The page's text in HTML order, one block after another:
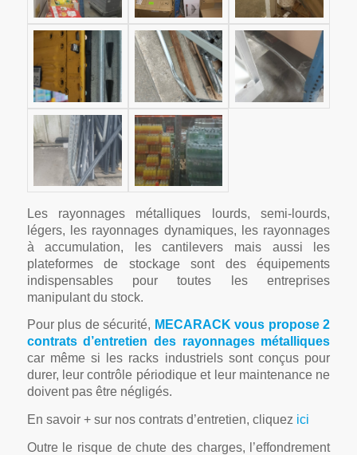
Les rayonnages métalliques lourds, semi-lourds,
légers, les rayonnages dynamiques, les rayonnages
à accumulation, les cantilevers mais aussi les
plateformes de stockage sont des équipements
indispensables pour toutes les entreprises
manipulant du stock.
Pour plus de sécurité, MECARACK vous propose 2
contrats d’entretien des rayonnages métalliques
car même si les racks industriels sont conçus pour
durer, leur contrôle périodique et leur maintenance ne
doivent pas être négligés.
En savoir + sur nos contrats d’entretien, cliquez ici
Outre le risque de chute des charges, l’effondrement